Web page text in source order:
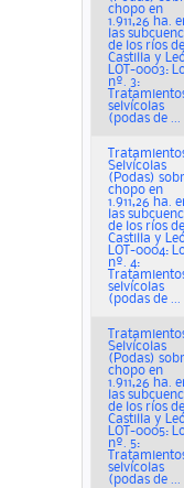
chopo en
1.911,26 ha.
las
de los ríos de
Castilla y
LOT-0003:
nº. 3:
selvícolas
(podas de ...
Selvícolas
(Podas)
chopo en
1.911,26 ha.
las
de los ríos de
Castilla y
LOT-0004:
nº. 4:
selvícolas
(podas de ...
Selvícolas
(Podas)
chopo en
1.911,26 ha.
las
de los ríos de
Castilla y
LOT-0005:
nº. 5:
selvícolas
(podas de ...